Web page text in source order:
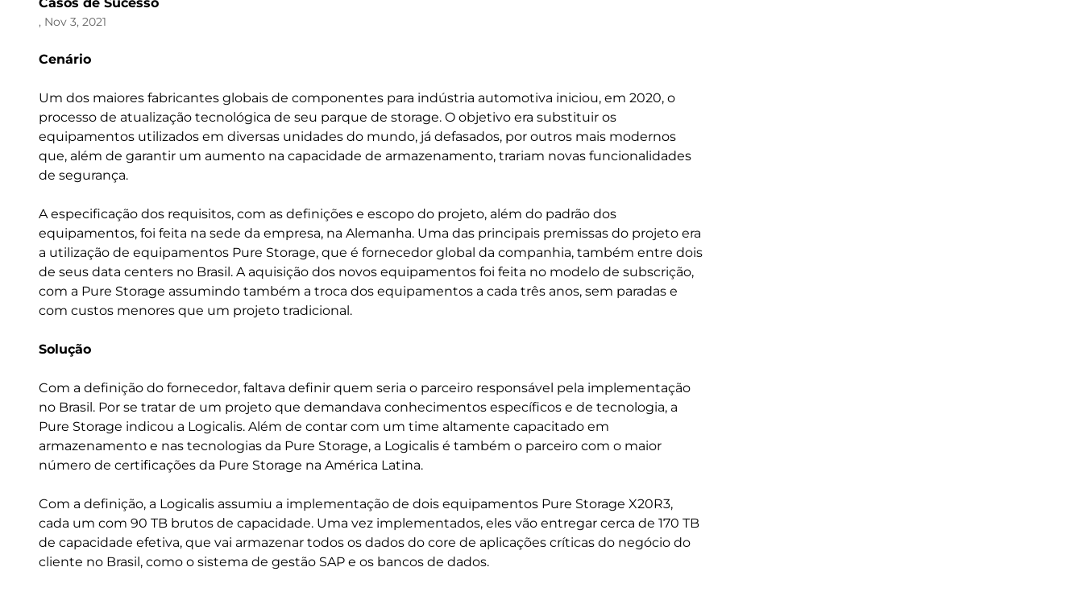
, Nov 3, 2021
Cenário
Um dos maiores fabricantes globais de componentes para indústria automotiva iniciou, em 2020, o
processo de atualização tecnológica de seu parque de storage. O objetivo era substituir os
equipamentos utilizados em diversas unidades do mundo, já defasados, por outros mais modernos
que, além de garantir um aumento na capacidade de armazenamento, trariam novas funcionalidades
de segurança.
A especificação dos requisitos, com as definições e escopo do projeto, além do padrão dos
equipamentos, foi feita na sede da empresa, na Alemanha. Uma das principais premissas do projeto era
a utilização de equipamentos Pure Storage, que é fornecedor global da companhia, também entre dois
de seus data centers no Brasil. A aquisição dos novos equipamentos foi feita no modelo de subscrição,
com a Pure Storage assumindo também a troca dos equipamentos a cada três anos, sem paradas e
com custos menores que um projeto tradicional.
Solução
Com a definição do fornecedor, faltava definir quem seria o parceiro responsável pela implementação
no Brasil. Por se tratar de um projeto que demandava conhecimentos específicos e de tecnologia, a
Pure Storage indicou a Logicalis. Além de contar com um time altamente capacitado em
armazenamento e nas tecnologias da Pure Storage, a Logicalis é também o parceiro com o maior
número de certificações da Pure Storage na América Latina.
Com a definição, a Logicalis assumiu a implementação de dois equipamentos Pure Storage X20R3,
cada um com 90 TB brutos de capacidade. Uma vez implementados, eles vão entregar cerca de 170 TB
de capacidade efetiva, que vai armazenar todos os dados do core de aplicações críticas do negócio do
cliente no Brasil, como o sistema de gestão SAP e os bancos de dados.